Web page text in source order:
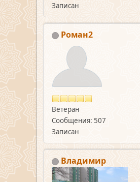
Записан
Роман2
Ветеран
Сообщения: 507
Записан
Владимир